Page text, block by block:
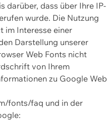
darüber, dass über Ihre IP-
wurde. Die Nutzung
im Interesse einer
Darstellung unserer
Web Fonts nicht
von Ihrem
zu Google Web
fonts/faq und in der